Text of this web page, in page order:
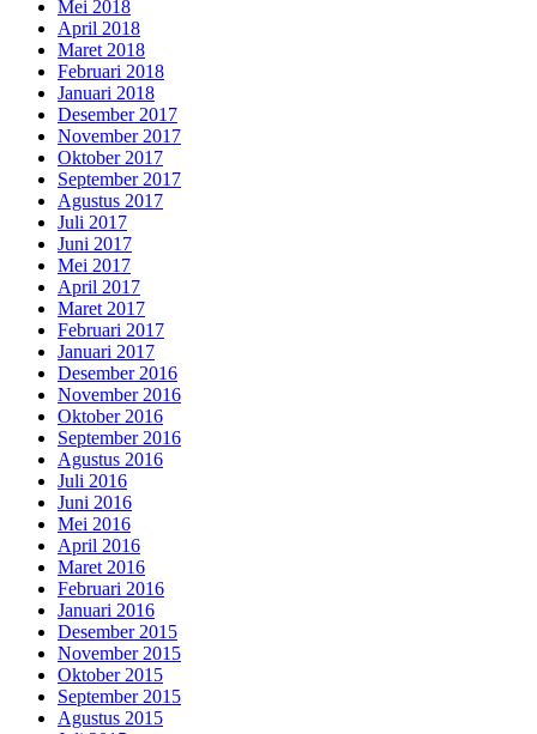
Mei 2018
April 2018
Maret 2018
Februari 2018
Januari 2018
Desember 2017
November 2017
Oktober 2017
September 2017
Agustus 2017
Juli 2017
Juni 2017
Mei 2017
April 2017
Maret 2017
Februari 2017
Januari 2017
Desember 2016
November 2016
Oktober 2016
September 2016
Agustus 2016
Juli 2016
Juni 2016
Mei 2016
April 2016
Maret 2016
Februari 2016
Januari 2016
Desember 2015
November 2015
Oktober 2015
September 2015
Agustus 2015